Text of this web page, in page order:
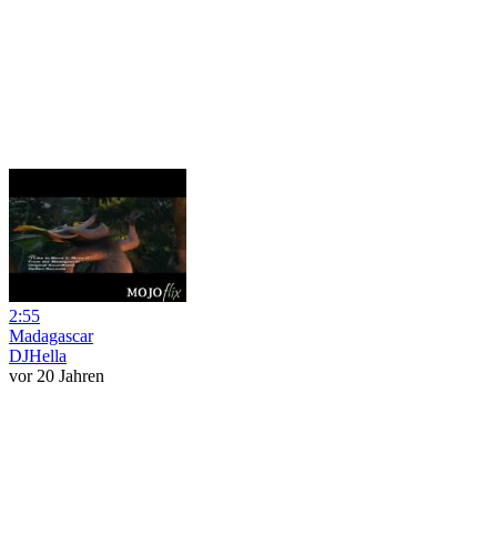
2:55
Madagascar
DJHella
vor 20 Jahren